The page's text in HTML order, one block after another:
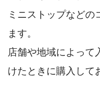
ミニストップなどの
ます。
店舗や地域によって
けたときに購入して